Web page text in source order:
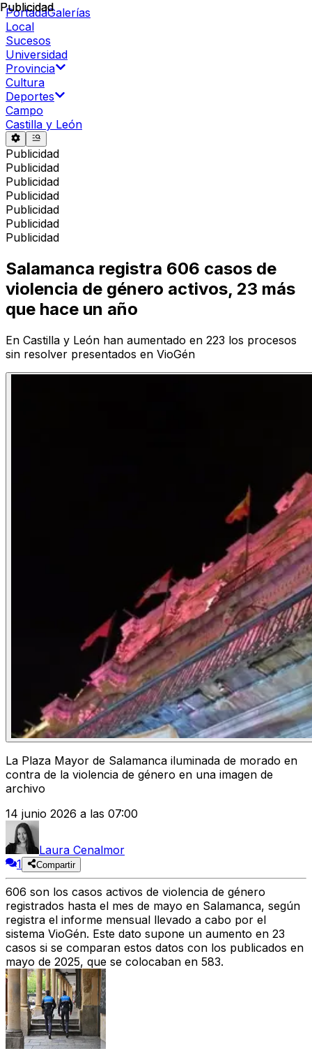
PortadaGalerías
Local
Sucesos
Universidad
Provincia
Cultura
Deportes
Campo
Castilla y León
Publicidad
Publicidad
Publicidad
Publicidad
Publicidad
Publicidad
Publicidad
Publicidad
Salamanca registra 606 casos de
violencia de género activos, 23 más
que hace un año
En Castilla y León han aumentado en 223 los procesos
sin resolver presentados en VioGén
La Plaza Mayor de Salamanca iluminada de morado en
contra de la violencia de género en una imagen de
archivo
14 junio 2026 a las 07:00
Laura Cenalmor
1
Compartir
606 son los casos activos de violencia de género
registrados hasta el mes de mayo en Salamanca, según
registra el informe mensual llevado a cabo por el
sistema VioGén. Este dato supone un aumento en 23
casos si se comparan estos datos con los publicados en
mayo de 2025, que se colocaban en 583.
Publicidad